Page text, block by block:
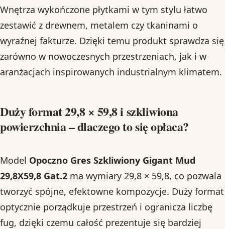
Wnętrza wykończone płytkami w tym stylu łatwo
zestawić z drewnem, metalem czy tkaninami o
wyraźnej fakturze. Dzięki temu produkt sprawdza się
zarówno w nowoczesnych przestrzeniach, jak i w
aranżacjach inspirowanych industrialnym klimatem.
Duży format 29,8 × 59,8 i szkliwiona
powierzchnia – dlaczego to się opłaca?
Model Opoczno Gres Szkliwiony Gigant Mud
29,8X59,8 Gat.2 ma wymiary 29,8 × 59,8, co pozwala
tworzyć spójne, efektowne kompozycje. Duży format
optycznie porządkuje przestrzeń i ogranicza liczbę
fug, dzięki czemu całość prezentuje się bardziej